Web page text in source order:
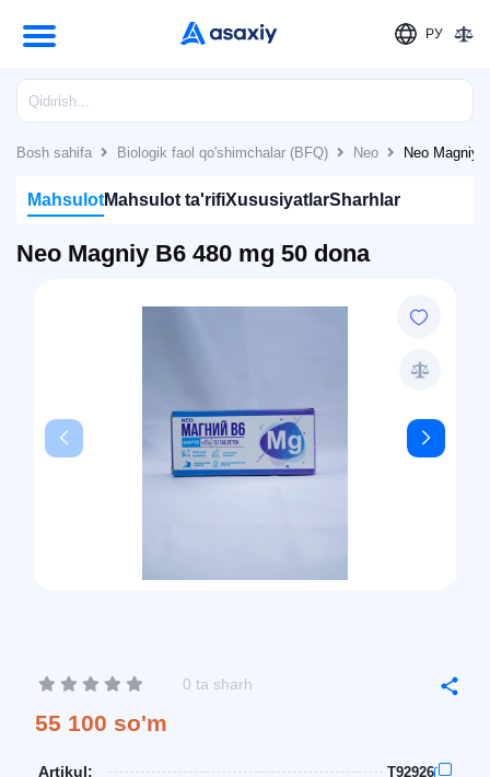
РУ
Bosh sahifa Biologik faol qo'shimchalar (BFQ) Neo Neo Magniy
MahsulotMahsulot ta'rifiXususiyatlarSharhlar
Neo Magniy B6 480 mg 50 dona
0 ta sharh
55 100 so'm
Artikul: T92926